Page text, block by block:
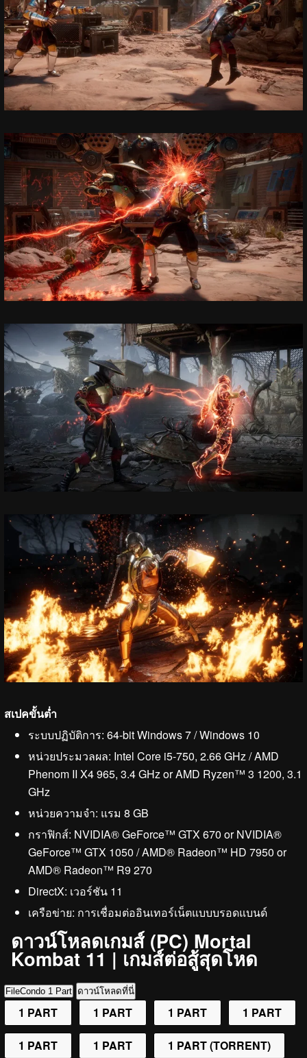
สเปคขั้นต่ำ
ระบบปฏิบัติการ: 64-bit Windows 7 / Windows 10
หน่วยประมวลผล: Intel Core i5-750, 2.66 GHz / AMD
Phenom II X4 965, 3.4 GHz or AMD Ryzen™ 3 1200, 3.1
GHz
หน่วยความจำ: แรม 8 GB
กราฟิกส์: NVIDIA® GeForce™ GTX 670 or NVIDIA®
GeForce™ GTX 1050 / AMD® Radeon™ HD 7950 or
AMD® Radeon™ R9 270
DirectX: เวอร์ชัน 11
เครือข่าย: การเชื่อมต่ออินเทอร์เน็ตแบบบรอดแบนด์
ดาวน์โหลดเกมส์ (PC) Mortal
Kombat 11 | เกมส์ต่อสู้สุดโหด
FileCondo 1 Part ดาวน์โหลดที่นี่
1 PART 1 PART 1 PART 1 PART
1 PART 1 PART 1 PART (TORRENT)